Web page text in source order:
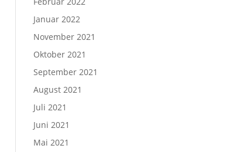
Januar 2022
November 2021
Oktober 2021
September 2021
August 2021
Juli 2021
Juni 2021
Mai 2021